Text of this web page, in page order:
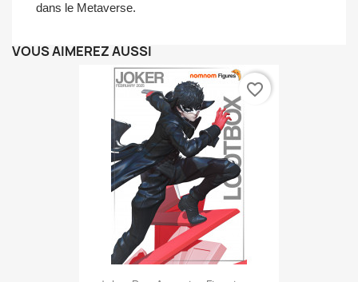
dans le Metaverse.
VOUS AIMEREZ AUSSI
favorite_border